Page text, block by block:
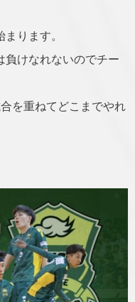
ります。
負けなれないのでチー
を重ねてどこまでやれ